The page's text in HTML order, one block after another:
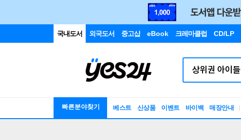
국내도서 외국도서 중고샵 eBook 크레마클럽 CD/LP
빠른분야찾기 베스트 신상품 이벤트 바이백 매장안내